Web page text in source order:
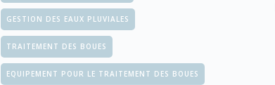
GESTION DES EAUX PLUVIALES
TRAITEMENT DES BOUES
EQUIPEMENT POUR LE TRAITEMENT DES BOUES